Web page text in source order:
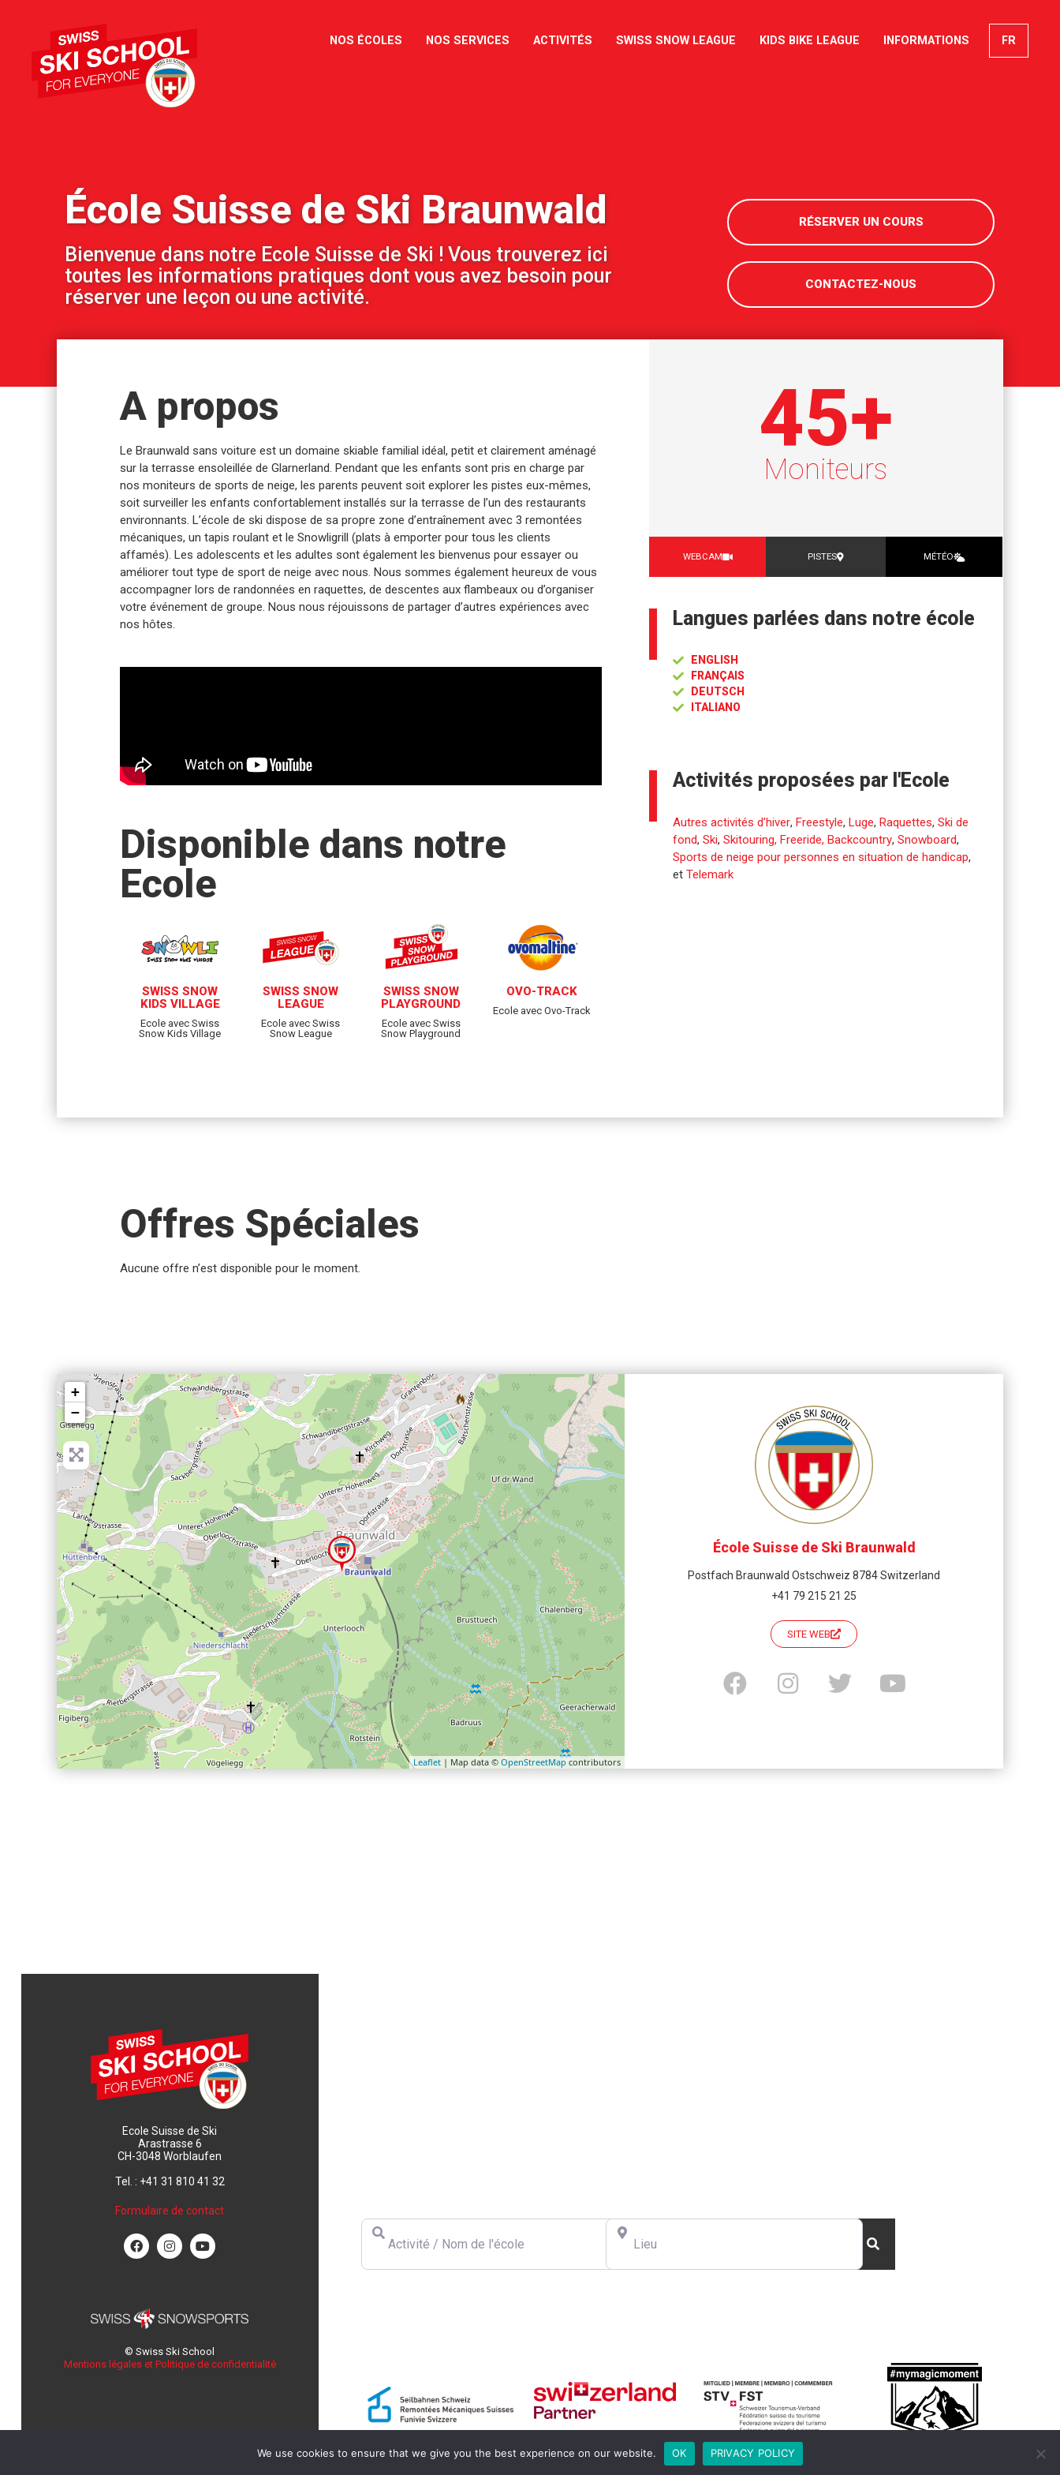
NOS ÉCOLES NOS SERVICES ACTIVITÉS SWISS SNOW LEAGUE KIDS BIKE LEAGUE INFORMATIONS FR
École Suisse de Ski Braunwald
Bienvenue dans notre Ecole Suisse de Ski ! Vous trouverez ici
toutes les informations pratiques dont vous avez besoin pour
réserver une leçon ou une activité.
RÉSERVER UN COURS
CONTACTEZ-NOUS
A propos
Le Braunwald sans voiture est un domaine skiable familial idéal, petit et clairement aménagé
sur la terrasse ensoleillée de Glarnerland. Pendant que les enfants sont pris en charge par
nos moniteurs de sports de neige, les parents peuvent soit explorer les pistes eux-mêmes,
soit surveiller les enfants confortablement installés sur la terrasse de l’un des restaurants
environnants. L’école de ski dispose de sa propre zone d’entraînement avec 3 remontées
mécaniques, un tapis roulant et le Snowligrill (plats à emporter pour tous les clients
affamés). Les adolescents et les adultes sont également les bienvenus pour essayer ou
améliorer tout type de sport de neige avec nous. Nous sommes également heureux de vous
accompagner lors de randonnées en raquettes, de descentes aux flambeaux ou d’organiser
votre événement de groupe. Nous nous réjouissons de partager d’autres expériences avec
nos hôtes.
Disponible dans notre
Ecole
SWISS SNOW
KIDS VILLAGE
Ecole avec Swiss
Snow Kids Village
SWISS SNOW
LEAGUE
Ecole avec Swiss
Snow League
SWISS SNOW
PLAYGROUND
Ecole avec Swiss
Snow Playground
OVO-TRACK
Ecole avec Ovo-Track
Moniteurs
45+
WEBCAM PISTES MÉTÉO
Langues parlées dans notre école
ENGLISH
FRANÇAIS
DEUTSCH
ITALIANO
Activités proposées par l'Ecole
Autres activités d’hiver,Freestyle,Luge,Raquettes,Ski de
fond,Ski,Skitouring, Freeride, Backcountry,Snowboard,
Sports de neige pour personnes en situation de handicap,
etTelemark
Offres Spéciales
Aucune offre n’est disponible pour le moment.
+
−
Leaflet | Map data © OpenStreetMapcontributors
École Suisse de Ski Braunwald
Postfach Braunwald Ostschweiz 8784 Switzerland
+41 79 215 21 25
SITE WEB
Ecole Suisse de Ski
Arastrasse 6
CH-3048 Worblaufen
Tel. : +41 31 810 41 32
Formulaire de contact
© Swiss Ski School
Mentions légales et Politique de confidentialité
Activité / Nom de l'école
Lieu
We use cookies to ensure that we give you the best experience on our website. OK PRIVACY POLICY